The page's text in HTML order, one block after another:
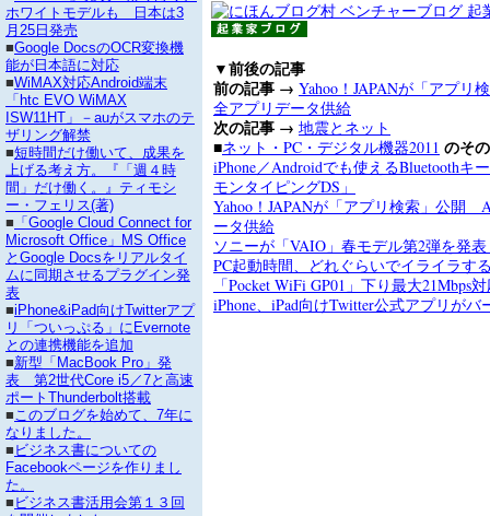
▼前後の記事
前の記事 → Yahoo！JAPANが「アプ
全アプリデータ供給
次の記事 → 地震とネット
■ネット・PC・デジタル機器2011 のそ
iPhone／Androidでも使えるBluetoothキ
モンタイピングDS」
Yahoo！JAPANが「アプリ検索」公開
ータ供給
ソニーが「VAIO」春モデル第2弾を発
PC起動時間、どれぐらいでイライラす
「Pocket WiFi GP01」下り最大21Mbps
iPhone、iPad向けTwitter公式アプリがバ
ホワイトモデルも 日本は3
月25日発売
■Google DocsのOCR変換機
能が日本語に対応
■WiMAX対応Android端末
「htc EVO WiMAX
ISW11HT」－auがスマホのテ
ザリング解禁
■短時間だけ働いて、成果を
上げる考え方。『「週４時
間」だけ働く。』ティモシ
ー・フェリス(著)
■ 「Google Cloud Connect for
Microsoft Office」MS Office
とGoogle Docsをリアルタイ
ムに同期させるプラグイン発
表
■iPhone&iPad向けTwitterアプ
リ「ついっぷる」にEvernote
との連携機能を追加
■新型「MacBook Pro」発
表 第2世代Core i5／7と高速
ポートThunderbolt搭載
■このブログを始めて、7年に
なりました。
■ ビジネス書についての
Facebookページを作りまし
た。
■ ビジネス書活用会第１３回